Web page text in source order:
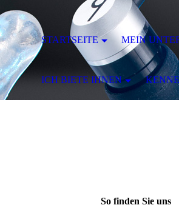
So finden Sie uns
STARTSEITE MEIN
ICH BIETE IHNEN